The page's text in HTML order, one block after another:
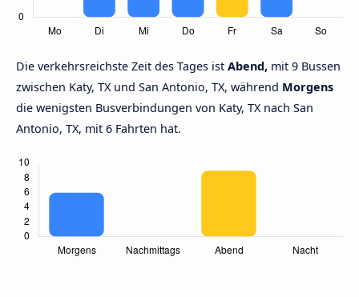
Die verkehrsreichste Zeit des Tages ist Abend, mit 9 Bussen
zwischen Katy, TX und San Antonio, TX, während Morgens
die wenigsten Busverbindungen von Katy, TX nach San
Antonio, TX, mit 6 Fahrten hat.